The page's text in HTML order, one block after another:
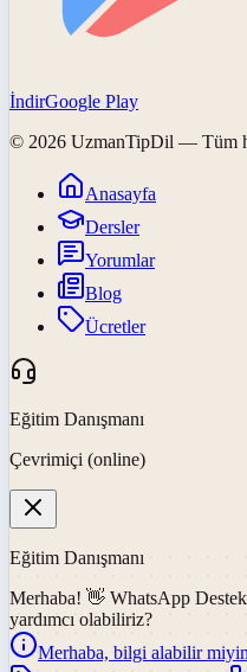
İndirGoogle Play
© 2026 UzmanTipDil — Tüm
Anasayfa
Dersler
Yorumlar
Blog
Ücretler
Eğitim Danışmanı
Çevrimiçi (online)
Eğitim Danışmanı
Merhaba! 👋 WhatsApp Destek
yardımcı olabiliriz?
Merhaba, bilgi alabilir